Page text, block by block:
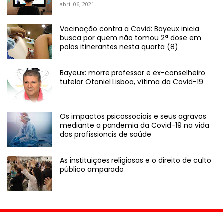
abril 06, 2021
Vacinação contra a Covid: Bayeux inicia
busca por quem não tomou 2ª dose em
polos itinerantes nesta quarta (8)
Bayeux: morre professor e ex-conselheiro
tutelar Otoniel Lisboa, vítima da Covid-19
Os impactos psicossociais e seus agravos
mediante a pandemia da Covid-19 na vida
dos profissionais de saúde
As instituições religiosas e o direito de culto
público amparado